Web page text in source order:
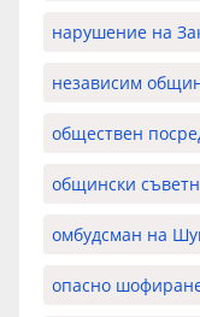
нарушение на
независим
обществен
общински
омбудсман на
опасно